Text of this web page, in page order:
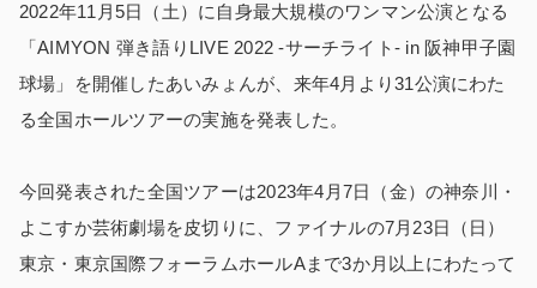
2022年11月5日（土）に自身最大規模のワンマン公演となる
「AIMYON 弾き語りLIVE 2022 -サーチライト- in 阪神甲子園
球場」を開催したあいみょんが、来年4月より31公演にわた
る全国ホールツアーの実施を発表した。
今回発表された全国ツアーは2023年4月7日（金）の神奈川・
よこすか芸術劇場を皮切りに、ファイナルの7月23日（日）
東京・東京国際フォーラムホールAまで3か月以上にわたって